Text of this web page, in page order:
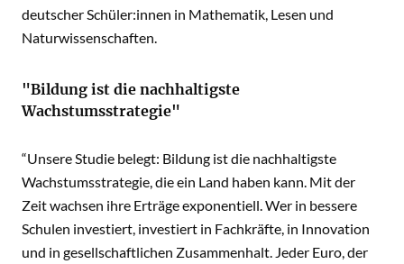
deutscher Schüler:innen in Mathematik, Lesen und
Naturwissenschaften.
"Bildung ist die nachhaltigste
Wachstumsstrategie"
“Unsere Studie belegt: Bildung ist die nachhaltigste
Wachstumsstrategie, die ein Land haben kann. Mit der
Zeit wachsen ihre Erträge exponentiell. Wer in bessere
Schulen investiert, investiert in Fachkräfte, in Innovation
und in gesellschaftlichen Zusammenhalt. Jeder Euro, der